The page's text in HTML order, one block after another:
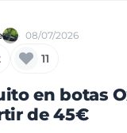
08/07/2026
11
en botas
de 45€